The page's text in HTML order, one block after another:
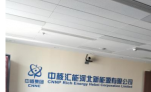
江苏省连云港项目
江苏省连云港市连云区人才公寓
完成2022年12月8日完成人才公